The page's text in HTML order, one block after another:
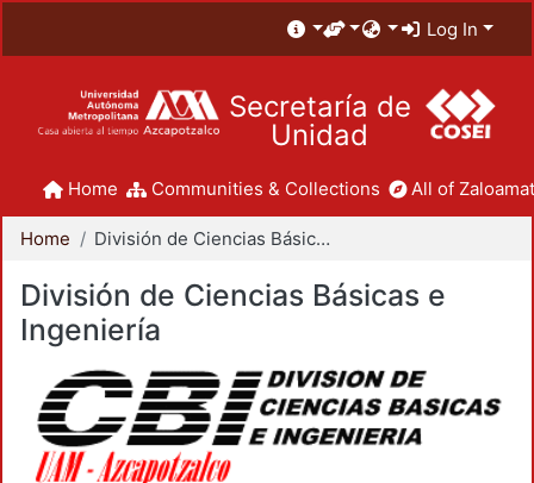
Log In
Secretaría de
Unidad
Home Communities & Collections All of
Home División de Ciencias Básicas e Ingeniería
División de Ciencias Básicas e
Ingeniería